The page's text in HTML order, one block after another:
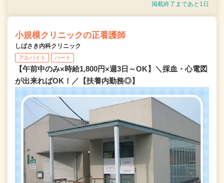
掲載終了まであと1日
小規模クリニックの正看護師
しばさき内科クリニック
アルバイト パート
【午前中のみ×時給1,800円×週3日～OK】＼採血・心電図
が出来ればOK！／【扶養内勤務◎】